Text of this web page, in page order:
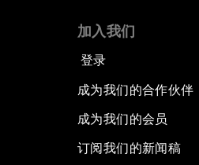
加入我们
登录
成为我们的合作伙伴
成为我们的会员
订阅我们的新闻稿